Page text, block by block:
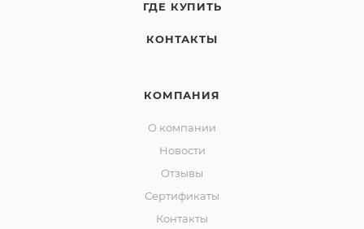
ГДЕ КУПИТЬ
КОНТАКТЫ
КОМПАНИЯ
О компании
Новости
Отзывы
Сертификаты
Контакты